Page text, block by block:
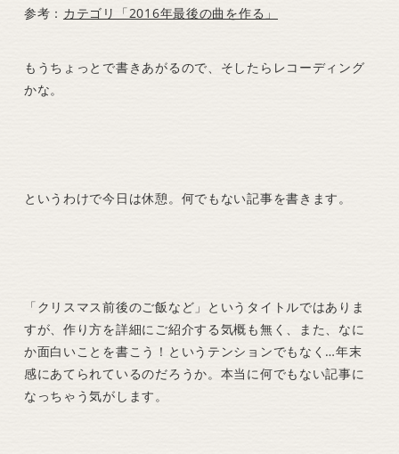
参考： カテゴリ「2016年最後の曲を作る」
もうちょっとで書きあがるので、そしたらレコーディング
かな。
というわけで今日は休憩。何でもない記事を書きます。
「クリスマス前後のご飯など」というタイトルではありま
すが、作り方を詳細にご紹介する気概も無く、また、なに
か面白いことを書こう！というテンションでもなく…年末
感にあてられているのだろうか。本当に何でもない記事に
なっちゃう気がします。